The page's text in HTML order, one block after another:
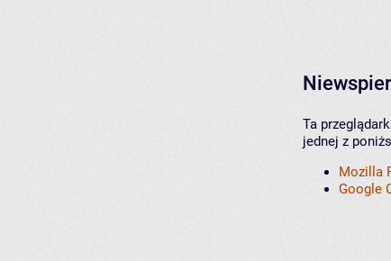
Ta
jednej z
Mozilla
Google